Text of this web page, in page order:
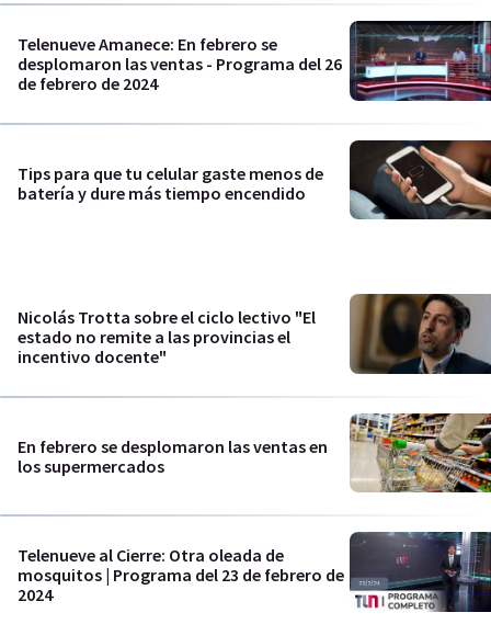
Telenueve Amanece: En febrero se
desplomaron las ventas - Programa del 26
de febrero de 2024
Tips para que tu celular gaste menos de
batería y dure más tiempo encendido
Nicolás Trotta sobre el ciclo lectivo "El
estado no remite a las provincias el
incentivo docente"
En febrero se desplomaron las ventas en
los supermercados
Telenueve al Cierre: Otra oleada de
mosquitos | Programa del 23 de febrero de
2024